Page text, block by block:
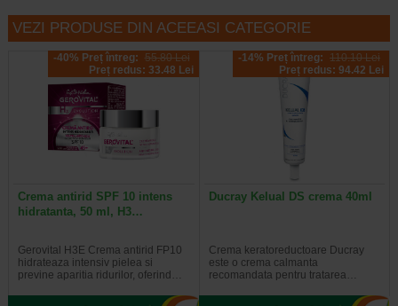
VEZI PRODUSE DIN ACEEASI CATEGORIE
-40% Preț întreg: 55.80 Lei
Preț redus: 33.48 Lei
Crema antirid SPF 10 intens
hidratanta, 50 ml, H3…
Gerovital H3E Crema antirid FP10
hidrateaza intensiv pielea si
previne aparitia ridurilor, oferind…
-14% Preț întreg: 110.10 Lei
Preț redus: 94.42 Lei
Ducray Kelual DS crema 40ml
Crema keratoreductoare Ducray
este o crema calmanta
recomandata pentru tratarea…